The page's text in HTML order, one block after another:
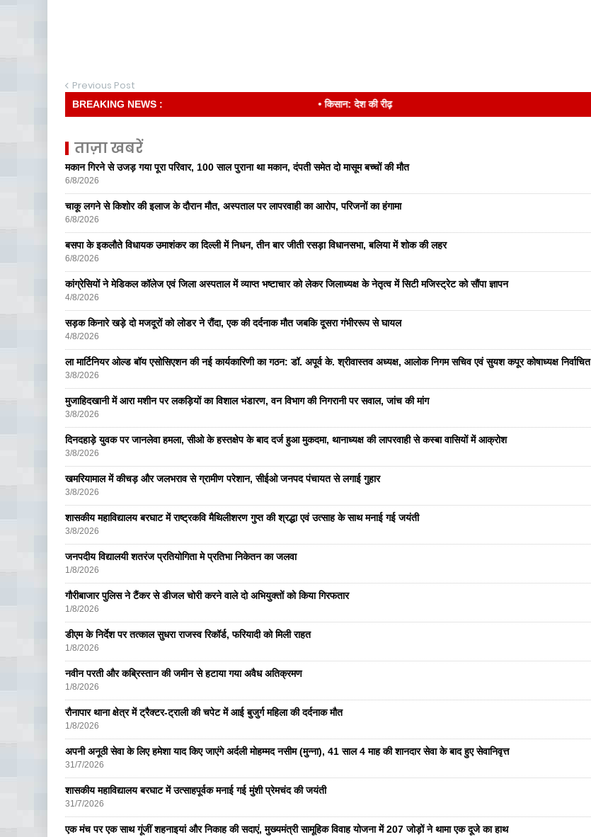
Previous Post
BREAKING NEWS : • किसान: देश की रीढ़
ताज़ा खबरें
मकान गिरने से उजड़ गया पूरा परिवार, 100 साल पुराना था मकान, दंपती समेत दो मासूम बच्चों की मौत
6/8/2026
चाकू लगने से किशोर की इलाज के दौरान मौत, अस्पताल पर लापरवाही का आरोप, परिजनों का हंगामा
6/8/2026
बसपा के इकलाैते विधायक उमाशंकर का दिल्ली में निधन, तीन बार जीती रसड़ा विधानसभा, बलिया में शोक की लहर
6/8/2026
कांग्रेसियों ने मेडिकल कॉलेज एवं जिला अस्पताल में व्याप्त भष्टाचार को लेकर जिलाध्यक्ष के नेतृत्व में सिटी मजिस्ट्रेट को सौंपा ज्ञापन
4/8/2026
सड़क किनारे खड़े दो मजदूरों को लोडर ने रौंदा, एक की दर्दनाक मौत जबकि दूसरा गंभीररूप से घायल
4/8/2026
ला मार्टिनियर ओल्ड बॉय एसोसिएशन की नई कार्यकारिणी का गठन: डॉ. अपूर्व के. श्रीवास्तव अध्यक्ष, आलोक निगम सचिव एवं सुयश कपूर कोषाध्यक्ष निर्वाचित
3/8/2026
मुजाहिदखानी में आरा मशीन पर लकड़ियों का विशाल भंडारण, वन विभाग की निगरानी पर सवाल, जांच की मांग
3/8/2026
दिनदहाड़े युवक पर जानलेवा हमला, सीओ के हस्तक्षेप के बाद दर्ज हुआ मुकदमा, थानाध्यक्ष की लापरवाही से कस्बा वासियों में आक्रोश
3/8/2026
खमरियामाल में कीचड़ और जलभराव से ग्रामीण परेशान, सीईओ जनपद पंचायत से लगाई गुहार
3/8/2026
शासकीय महाविद्यालय बरघाट में राष्ट्रकवि मैथिलीशरण गुप्त की श्रद्धा एवं उत्साह के साथ मनाई गई जयंती
3/8/2026
जनपदीय विद्यालयी शतरंज प्रतियोगिता मे प्रतिभा निकेतन का जलवा
1/8/2026
गौरीबाजार पुलिस ने टैंकर से डीजल चोरी करने वाले दो अभियुक्तों को किया गिरफतार
1/8/2026
डीएम के निर्देश पर तत्काल सुधरा राजस्व रिकॉर्ड, फरियादी को मिली राहत
1/8/2026
नवीन परती और कब्रिस्तान की जमीन से हटाया गया अवैध अतिक्रमण
1/8/2026
रौनापार थाना क्षेत्र में ट्रैक्टर-ट्राली की चपेट में आई बुजुर्ग महिला की दर्दनाक मौत
1/8/2026
अपनी अनूठी सेवा के लिए हमेशा याद किए जाएंगे अर्दली मोहम्मद नसीम (मुन्ना), 41 साल 4 माह की शानदार सेवा के बाद हुए सेवानिवृत्त
31/7/2026
शासकीय महाविद्यालय बरघाट में उत्साहपूर्वक मनाई गई मुंशी प्रेमचंद की जयंती
31/7/2026
एक मंच पर एक साथ गूंजीं शहनाइयां और निकाह की सदाएं, मुख्यमंत्री सामूहिक विवाह योजना में 207 जोड़ों ने थामा एक दूजे का हाथ